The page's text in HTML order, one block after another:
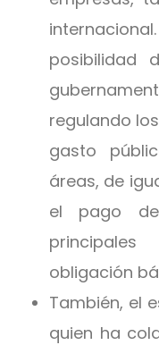
posibilidad
regulando
gasto
áreas, de
el pago
obligación
También, el
quien ha